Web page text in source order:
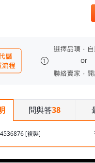
問與答38
[複製]